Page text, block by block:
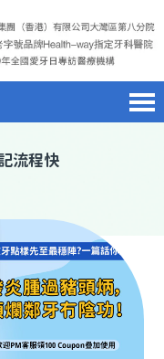
流程快